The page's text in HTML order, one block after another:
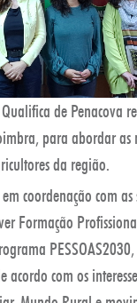
de Penacova
para abordar as
da região.
coordenação com as
Formação
PESSOAS2030,
acordo com os